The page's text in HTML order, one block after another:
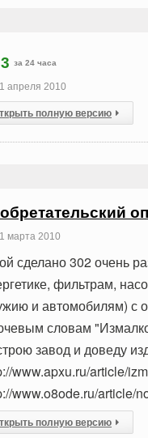
3 за 24 часа
апреля 2010
полную версию
марта 2010
сделано 302 очень
фильтрам,
и автомобилям) с
словам
завод и доведу
www.apxu.ru/article/
www.o8ode.ru/article/
полную версию